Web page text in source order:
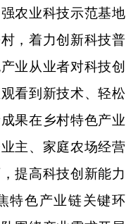
农业科技示范基地
，着力创新科技普
业从业者对科技创
看到新技术、轻松
果在乡村特色产业
主、家庭农场经营
提高科技创新能力
特色产业链关键环